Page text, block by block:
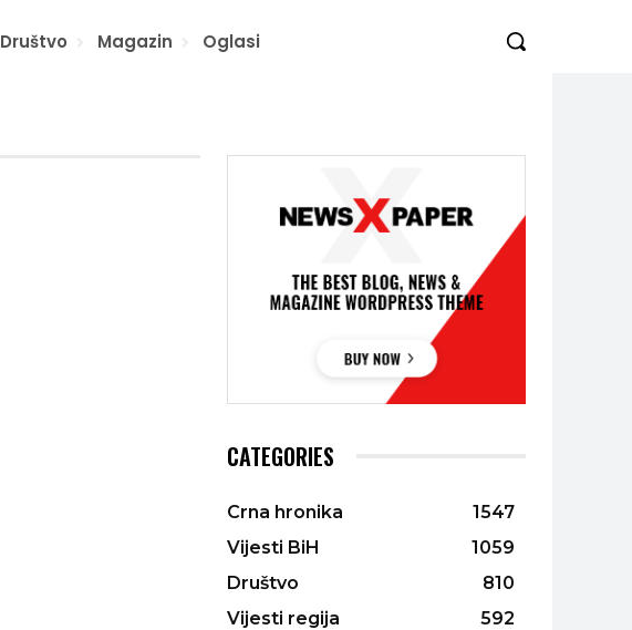
Društvo Magazin Oglasi
CATEGORIES
Crna hronika
1547
Vijesti BiH
1059
Društvo
810
Vijesti regija
592